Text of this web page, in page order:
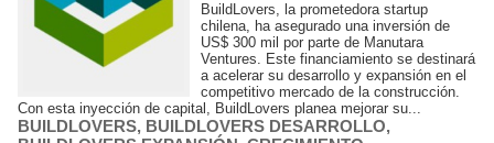
BuildLovers, la prometedora startup
chilena, ha asegurado una inversión de
US$ 300 mil por parte de Manutara
Ventures. Este financiamiento se destinará
a acelerar su desarrollo y expansión en el
competitivo mercado de la construcción.
Con esta inyección de capital, BuildLovers planea mejorar su...
BUILDLOVERS, BUILDLOVERS DESARROLLO,